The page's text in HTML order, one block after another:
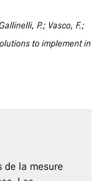
P.; Vasco, F.;
to implement in
la mesure